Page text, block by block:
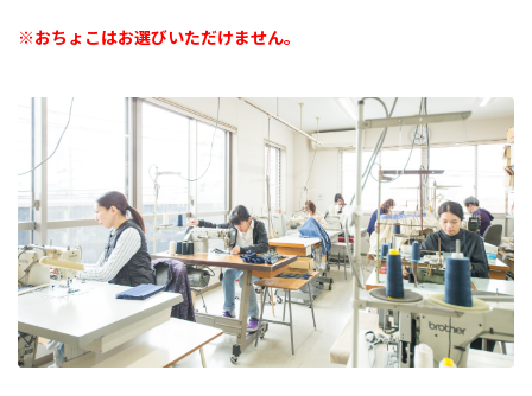
※おちょこはお選びいただけません。